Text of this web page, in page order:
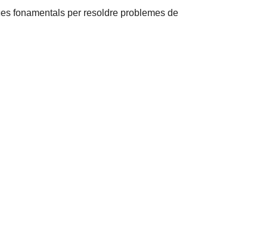
fonamentals per resoldre problemes de